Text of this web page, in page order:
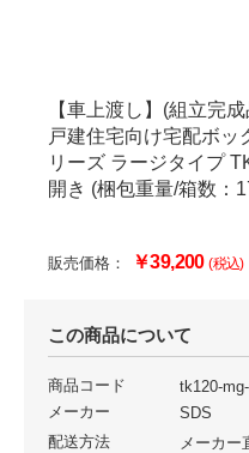
【車上渡し】(組立完
戸建住宅向け宅配ボッ
リーズ ラージタイプ
開き (梱包重量/箱数：
販売価格： ￥39,200(税込)
この商品について
商品コード
tk120-
メーカー
SDS
配送方法
メーカー